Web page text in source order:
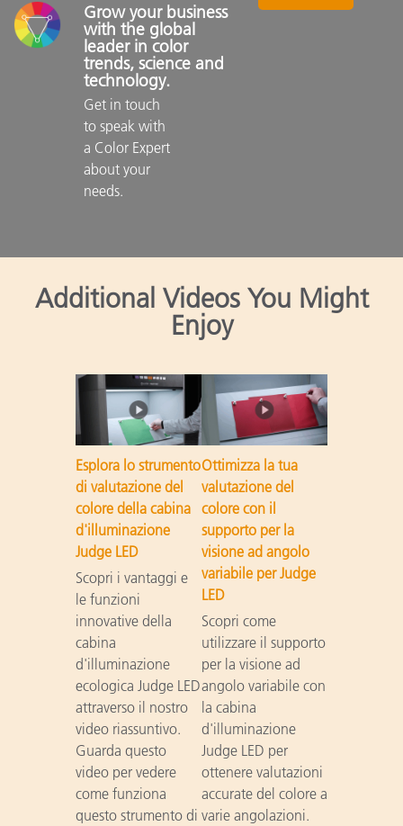
Grow your business
with the global
leader in color
trends, science and
technology.
Get in touch
to speak with
a Color Expert
about your
needs.
Additional Videos You Might
Enjoy
Esplora lo strumento
di valutazione del
colore della cabina
d'illuminazione
Judge LED
Scopri i vantaggi e
le funzioni
innovative della
cabina
d'illuminazione
ecologica Judge LED
attraverso il nostro
video riassuntivo.
Guarda questo
video per vedere
come funziona
questo strumento di
Ottimizza la tua
valutazione del
colore con il
supporto per la
visione ad angolo
variabile per Judge
LED
Scopri come
utilizzare il supporto
per la visione ad
angolo variabile con
la cabina
d'illuminazione
Judge LED per
ottenere valutazioni
accurate del colore a
varie angolazioni.